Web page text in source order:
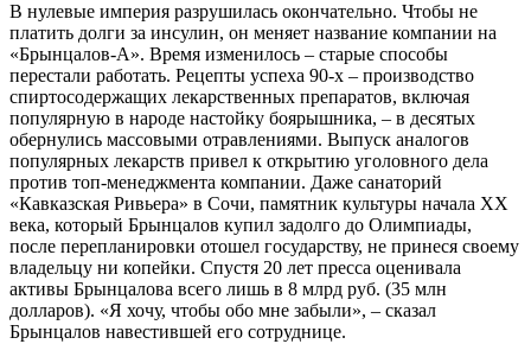
В нулевые империя разрушилась окончательно. Чтобы не
платить долги за инсулин, он меняет название компании на
«Брынцалов-А». Время изменилось – старые способы
перестали работать. Рецепты успеха 90-х – производство
спиртосодержащих лекарственных препаратов, включая
популярную в народе настойку боярышника, – в десятых
обернулись массовыми отравлениями. Выпуск аналогов
популярных лекарств привел к открытию уголовного дела
против топ-менеджмента компании. Даже санаторий
«Кавказская Ривьера» в Сочи, памятник культуры начала XX
века, который Брынцалов купил задолго до Олимпиады,
после перепланировки отошел государству, не принеся своему
владельцу ни копейки. Спустя 20 лет пресса оценивала
активы Брынцалова всего лишь в 8 млрд руб. (35 млн
долларов). «Я хочу, чтобы обо мне забыли», – сказал
Брынцалов навестившей его сотруднице.